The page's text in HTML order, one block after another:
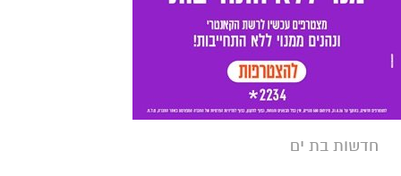
חדשות בת ים